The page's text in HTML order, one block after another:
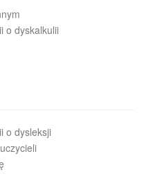
o dyskalkulii
o dysleksji